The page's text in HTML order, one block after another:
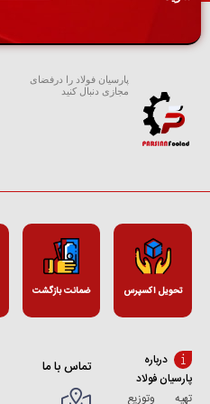
پارسیان فولاد را درفضای
مجازی دنبال کنید
تحویل اکسپرس ضمانت بازگشت
درباره
پارسیان فولاد
تهیه وتوزیع
تماس با ما